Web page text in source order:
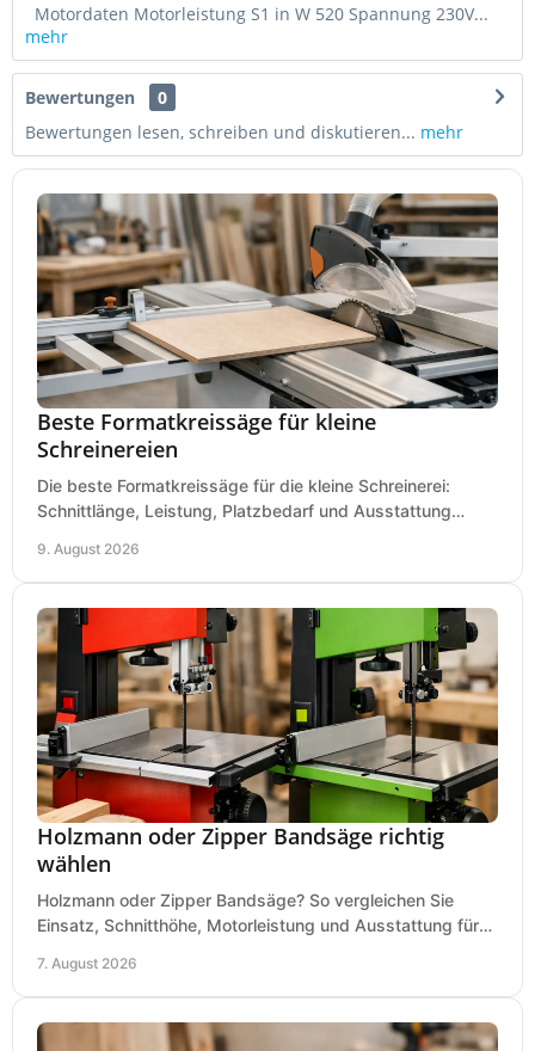
Motordaten Motorleistung S1 in W 520 Spannung 230V...
mehr
Bewertungen
0
Bewertungen lesen, schreiben und diskutieren... mehr
Beste Formatkreissäge für kleine
Schreinereien
Die beste Formatkreissäge für die kleine Schreinerei:
Schnittlänge, Leistung, Platzbedarf und Ausstattung
9. August 2026
Holzmann oder Zipper Bandsäge richtig
wählen
Holzmann oder Zipper Bandsäge? So vergleichen Sie
Einsatz, Schnitthöhe, Motorleistung und Ausstattung für
7. August 2026